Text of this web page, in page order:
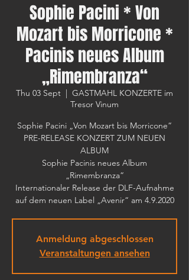
Sophie Pacini * Von
Mozart bis Morricone *
Pacinis neues Album
„Rimembranza“
Thu 03 Sept
  |
GASTMAHL KONZERTE im
Tresor Vinum
Sophie Pacini „Von Mozart bis Morricone“
PRE-RELEASE KONZERT ZUM NEUEN
ALBUM
Sophie Pacinis neues Album
„Rimembranza“
Internationaler Release der DLF-Aufnahme
auf dem neuen Label „Avenir“ am 4.9.2020
Anmeldung abgeschlossen
Veranstaltungen ansehen